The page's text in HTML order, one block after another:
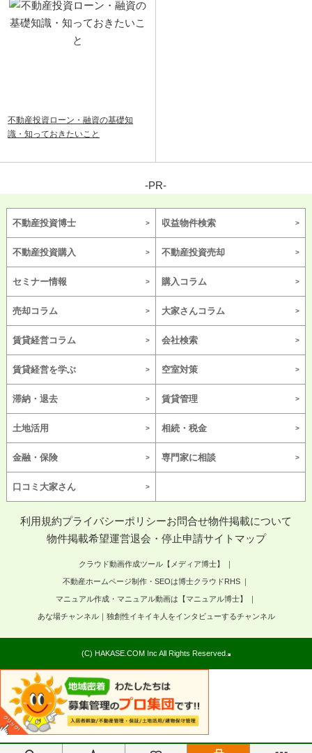
不動産投資ローン・融資の基礎知
識・知っておきたいこと
-PR-
不動産投資博士 収益物件検索
不動産投資購入 不動産投資売却
セミナー情報 購入コラム
売却コラム 大家さんコラム
賃貸経営コラム 会社検索
賃貸経営を学ぶ 空室対策
滞納・退去 賃貸管理
土地活用 相続・税金
金融・保険 専門家に相談
口コミ大家さん
利用規約プライバシーポリシーお問合せ物件掲載について
物件掲載希望運営退会・停止申請サイトマップ
クラウド動画作成ツール【メディア博士】
不動産ホームページ制作・SEOは博士クラウドRHS
マニュアル作成・マニュアル動画は【マニュアル博士】
あな場チャンネル｜独創性イキイキ人をインタビューするチャンネル
(C) HAKASE.COM Inc All Rights Reserved.